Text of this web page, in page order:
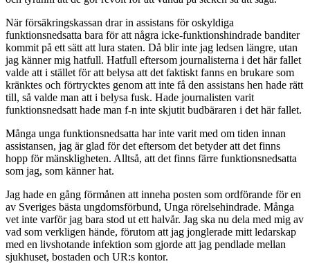
När försäkringskassan drar in assistans för oskyldiga
funktionsnedsatta bara för att några icke-funktionshindrade banditer
kommit på ett sätt att lura staten. Då blir inte jag ledsen längre, utan
jag känner mig hatfull. Hatfull eftersom journalisterna i det här fallet
valde att i stället för att belysa att det faktiskt fanns en brukare som
kränktes och förtrycktes genom att inte få den assistans hen hade rätt
till, så valde man att i belysa fusk. Hade journalisten varit
funktionsnedsatt hade man f-n inte skjutit budbäraren i det här fallet.
Många unga funktionsnedsatta har inte varit med om tiden innan
assistansen, jag är glad för det eftersom det betyder att det finns
hopp för mänskligheten. Alltså, att det finns färre funktionsnedsatta
som jag, som känner hat.
Jag hade en gång förmånen att inneha posten som ordförande för en
av Sveriges bästa ungdomsförbund, Unga rörelsehindrade. Många
vet inte varför jag bara stod ut ett halvår. Jag ska nu dela med mig av
vad som verkligen hände, förutom att jag jonglerade mitt ledarskap
med en livshotande infektion som gjorde att jag pendlade mellan
sjukhuset, bostaden och UR:s kontor.